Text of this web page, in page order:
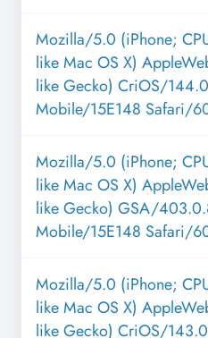
Mozilla/5.0 (iPhone;
like Mac OS X)
like Gecko) CriOS/
Mobile/15E148 Safari/
Mozilla/5.0 (iPhone;
like Mac OS X)
like Gecko) GSA/
Mobile/15E148 Safari/
Mozilla/5.0 (iPhone;
like Mac OS X)
like Gecko) CriOS/